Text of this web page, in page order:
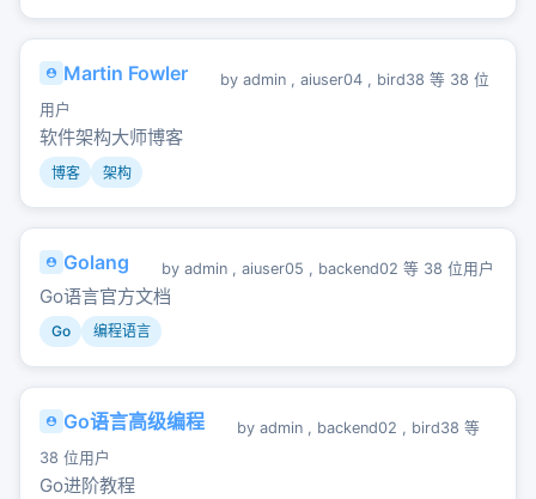
Martin Fowler by admin , aiuser04 , bird38 等 38 位
用户
软件架构大师博客
博客 架构
Golang by admin , aiuser05 , backend02 等 38 位用户
Go语言官方文档
Go 编程语言
Go语言高级编程 by admin , backend02 , bird38 等
38 位用户
Go进阶教程